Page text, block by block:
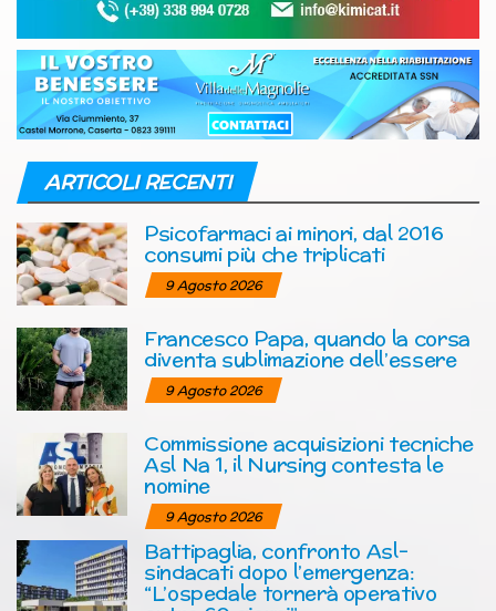
ARTICOLI RECENTI
Psicofarmaci ai minori, dal 2016
consumi più che triplicati
9 Agosto 2026
Francesco Papa, quando la corsa
diventa sublimazione dell’essere
9 Agosto 2026
Commissione acquisizioni tecniche
Asl Na 1, il Nursing contesta le
nomine
9 Agosto 2026
Battipaglia, confronto Asl-
sindacati dopo l’emergenza:
“L’ospedale tornerà operativo